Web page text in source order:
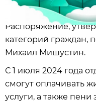
Распоряжение,
категорий граждан,
Михаил Мишустин.
С 1 июля 2024 года
смогут оплачивать
услуги, а также